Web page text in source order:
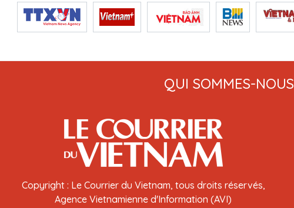
QUI SOMMES-NOUS
Copyright : Le Courrier du Vietnam, tous droits réservés,
Agence Vietnamienne d'Information (AVI)